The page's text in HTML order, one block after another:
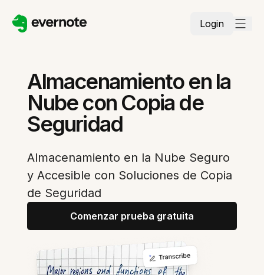
Login
Almacenamiento en la
Nube con Copia de
Seguridad
Almacenamiento en la Nube Seguro
y Accesible con Soluciones de Copia
de Seguridad
Comenzar prueba gratuita